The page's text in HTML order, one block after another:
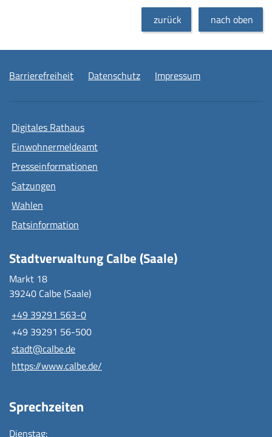
zurück nach oben
Barrierefreiheit Datenschutz Impressum
Digitales Rathaus
Einwohnermeldeamt
Presseinformationen
Satzungen
Wahlen
Ratsinformation
Stadtverwaltung Calbe (Saale)
Markt 18
39240 Calbe (Saale)
+49 39291 563-0
+49 39291 56-500
stadt@calbe.de
https://www.calbe.de/
Sprechzeiten
Dienstag: